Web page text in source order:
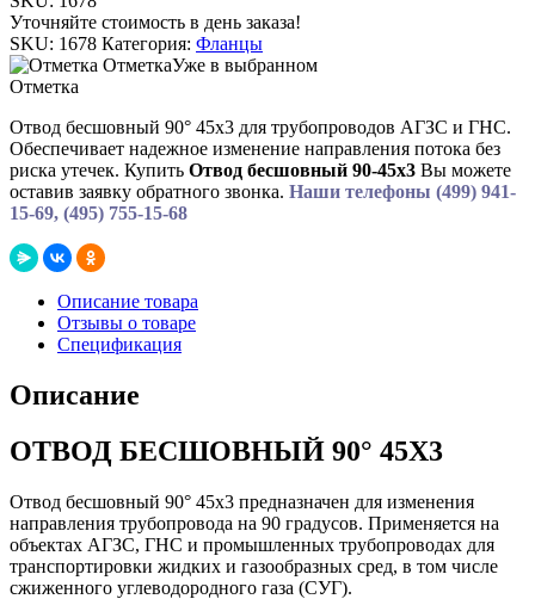
Уточняйте стоимость в день заказа!
SKU: 1678 Категория: Фланцы
ОтметкаУже в выбранном
Отметка
Отвод бесшовный 90° 45х3 для трубопроводов АГЗС и ГНС.
Обеспечивает надежное изменение направления потока без
риска утечек. Купить Отвод бесшовный 90-45х3 Вы можете
оставив заявку обратного звонка. Наши телефоны (499) 941-
15-69, (495) 755-15-68
Описание товара
Отзывы о товаре
Спецификация
Описание
ОТВОД БЕСШОВНЫЙ 90° 45Х3
Отвод бесшовный 90° 45х3 предназначен для изменения
направления трубопровода на 90 градусов. Применяется на
объектах АГЗС, ГНС и промышленных трубопроводах для
транспортировки жидких и газообразных сред, в том числе
сжиженного углеводородного газа (СУГ).